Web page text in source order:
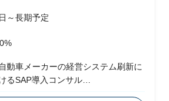
～長期予定
自動車メーカーの経営システム刷新に
るSAP導入コンサル